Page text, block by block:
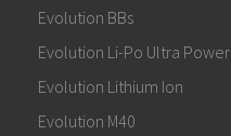
Evolution BBs
Evolution Li-Po Ultra Power
Evolution Lithium Ion
Evolution M40